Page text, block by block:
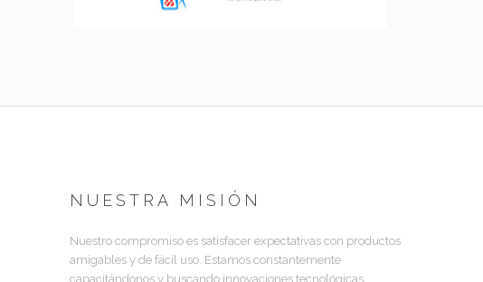
NUESTRA MISIÓN
Nuestro compromiso es satisfacer expectativas con productos
amigables y de fácil uso. Estamos constantemente
capacitándonos y buscando innovaciones tecnológicas.